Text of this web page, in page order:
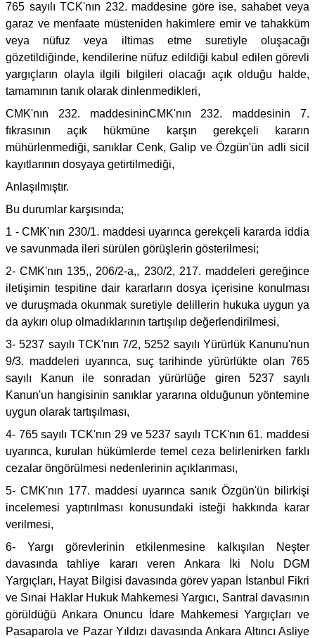
765 sayılı TCK'nın 232. maddesine göre ise, sahabet veya
garaz ve menfaate müsteniden hakimlere emir ve tahakküm
veya nüfuz veya iltimas etme suretiyle oluşacağı
gözetildiğinde, kendilerine nüfuz edildiği kabul edilen görevli
yargıçların olayla ilgili bilgileri olacağı açık olduğu halde,
tamamının tanık olarak dinlenmedikleri,
CMK'nın 232. maddesininCMK'nın 232. maddesinin 7.
fıkrasının açık hükmüne karşın gerekçeli kararın
mühürlenmediği, sanıklar Cenk, Galip ve Özgün'ün adli sicil
kayıtlarının dosyaya getirtilmediği,
Anlaşılmıştır.
Bu durumlar karşısında;
1 - CMK'nın 230/1. maddesi uyarınca gerekçeli kararda iddia
ve savunmada ileri sürülen görüşlerin gösterilmesi;
2- CMK'nın 135,, 206/2-a,, 230/2, 217. maddeleri gereğince
iletişimin tespitine dair kararların dosya içerisine konulması
ve duruşmada okunmak suretiyle delillerin hukuka uygun ya
da aykırı olup olmadıklarının tartışılıp değerlendirilmesi,
3- 5237 sayılı TCK'nın 7/2, 5252 sayılı Yürürlük Kanunu'nun
9/3. maddeleri uyarınca, suç tarihinde yürürlükte olan 765
sayılı Kanun ile sonradan yürürlüğe giren 5237 sayılı
Kanun'un hangisinin sanıklar yararına olduğunun yöntemine
uygun olarak tartışılması,
4- 765 sayılı TCK'nın 29 ve 5237 sayılı TCK'nın 61. maddesi
uyarınca, kurulan hükümlerde temel ceza belirlenirken farklı
cezalar öngörülmesi nedenlerinin açıklanması,
5- CMK'nın 177. maddesi uyarınca sanık Özgün'ün bilirkişi
incelemesi yaptırılması konusundaki isteği hakkında karar
verilmesi,
6- Yargı görevlerinin etkilenmesine kalkışılan Neşter
davasında tahliye kararı veren Ankara İki Nolu DGM
Yargıçları, Hayat Bilgisi davasında görev yapan İstanbul Fikri
ve Sınai Haklar Hukuk Mahkemesi Yargıcı, Santral davasının
görüldüğü Ankara Onuncu İdare Mahkemesi Yargıçları ve
Pasaparola ve Pazar Yıldızı davasında Ankara Altıncı Asliye